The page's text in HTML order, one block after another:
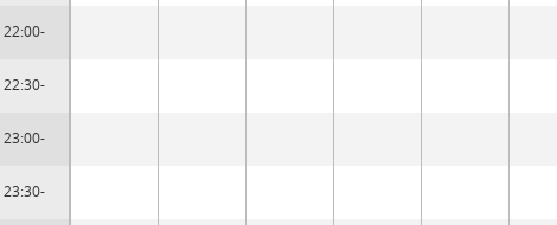
22:00-
22:30-
23:00-
23:30-